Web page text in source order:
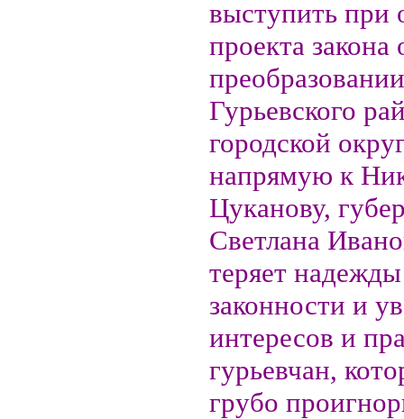
выступить при
проекта закона
преобразовании
Гурьевского
городской
напрямую к
Цуканову,
Светлана
теряет
законности и
интересов и
гурьевчан,
грубо